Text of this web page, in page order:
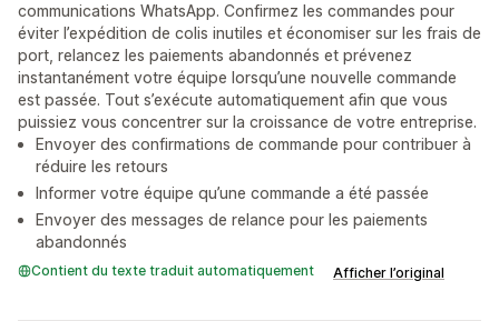
communications WhatsApp. Confirmez les commandes pour
éviter l’expédition de colis inutiles et économiser sur les frais de
port, relancez les paiements abandonnés et prévenez
instantanément votre équipe lorsqu’une nouvelle commande
est passée. Tout s’exécute automatiquement afin que vous
puissiez vous concentrer sur la croissance de votre entreprise.
Envoyer des confirmations de commande pour contribuer à
réduire les retours
Informer votre équipe qu’une commande a été passée
Envoyer des messages de relance pour les paiements
abandonnés
Contient du texte traduit automatiquement Afficher l’original